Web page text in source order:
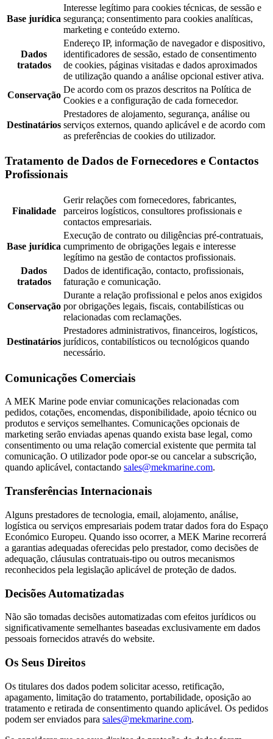
Base jurídica
Interesse legítimo para cookies técnicas, de sessão e
segurança; consentimento para cookies analíticas,
marketing e conteúdo externo.
Dados
tratados
Endereço IP, informação de navegador e dispositivo,
identificadores de sessão, estado de consentimento
de cookies, páginas visitadas e dados aproximados
de utilização quando a análise opcional estiver ativa.
Conservação
De acordo com os prazos descritos na Política de
Cookies e a configuração de cada fornecedor.
Destinatários
Prestadores de alojamento, segurança, análise ou
serviços externos, quando aplicável e de acordo com
as preferências de cookies do utilizador.
Tratamento de Dados de Fornecedores e Contactos
Profissionais
Finalidade
Gerir relações com fornecedores, fabricantes,
parceiros logísticos, consultores profissionais e
contactos empresariais.
Base jurídica
Execução de contrato ou diligências pré-contratuais,
cumprimento de obrigações legais e interesse
legítimo na gestão de contactos profissionais.
Dados
tratados
Dados de identificação, contacto, profissionais,
faturação e comunicação.
Conservação
Durante a relação profissional e pelos anos exigidos
por obrigações legais, fiscais, contabilísticas ou
relacionadas com reclamações.
Destinatários
Prestadores administrativos, financeiros, logísticos,
jurídicos, contabilísticos ou tecnológicos quando
necessário.
Comunicações Comerciais
A MEK Marine pode enviar comunicações relacionadas com
pedidos, cotações, encomendas, disponibilidade, apoio técnico ou
produtos e serviços semelhantes. Comunicações opcionais de
marketing serão enviadas apenas quando exista base legal, como
consentimento ou uma relação comercial existente que permita tal
comunicação. O utilizador pode opor-se ou cancelar a subscrição,
quando aplicável, contactando sales@mekmarine.com.
Transferências Internacionais
Alguns prestadores de tecnologia, email, alojamento, análise,
logística ou serviços empresariais podem tratar dados fora do Espaço
Económico Europeu. Quando isso ocorrer, a MEK Marine recorrerá
a garantias adequadas oferecidas pelo prestador, como decisões de
adequação, cláusulas contratuais-tipo ou outros mecanismos
reconhecidos pela legislação aplicável de proteção de dados.
Decisões Automatizadas
Não são tomadas decisões automatizadas com efeitos jurídicos ou
significativamente semelhantes baseadas exclusivamente em dados
pessoais fornecidos através do website.
Os Seus Direitos
Os titulares dos dados podem solicitar acesso, retificação,
apagamento, limitação do tratamento, portabilidade, oposição ao
tratamento e retirada de consentimento quando aplicável. Os pedidos
podem ser enviados para sales@mekmarine.com.